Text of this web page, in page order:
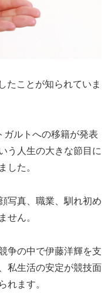
したことが知られていま
ガルトへの移籍が発表
う人生の大きな節目に
した。
写真、職業、馴れ初め
せん。
争の中で伊藤洋輝を支
私生活の安定が競技面
れます。